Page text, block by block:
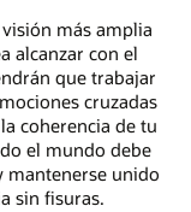
más amplia
alcanzar con el
que trabajar
cruzadas
coherencia de tu
el mundo debe
mantenerse unido
sin fisuras.